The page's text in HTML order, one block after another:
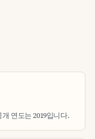
연도는 2019입니다.